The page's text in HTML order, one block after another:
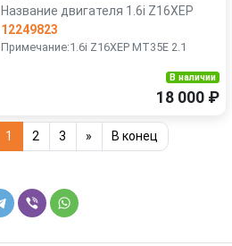
Название двигателя 1.6i Z16XEP
12249823
Примечание:1.6i Z16XEP MT35E 2.1
В наличии
18 000 ₽
1 2 3 » В конец